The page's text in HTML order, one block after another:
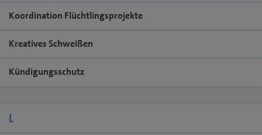
Koordination Flüchtlingsprojekte
Kreatives Schweißen
Kündigungsschutz
L